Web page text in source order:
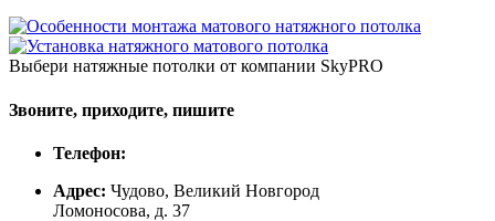
Выбери натяжные потолки от компании SkyPRO
Звоните, приходите, пишите
Телефон:
Адрес: Чудово, Великий Новгород
Ломоносова, д. 37